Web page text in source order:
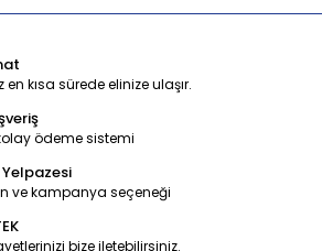
en kısa sürede elinize ulaşır.
ödeme sistemi
Yelpazesi
ve kampanya seçeneği
bize iletebilirsiniz.